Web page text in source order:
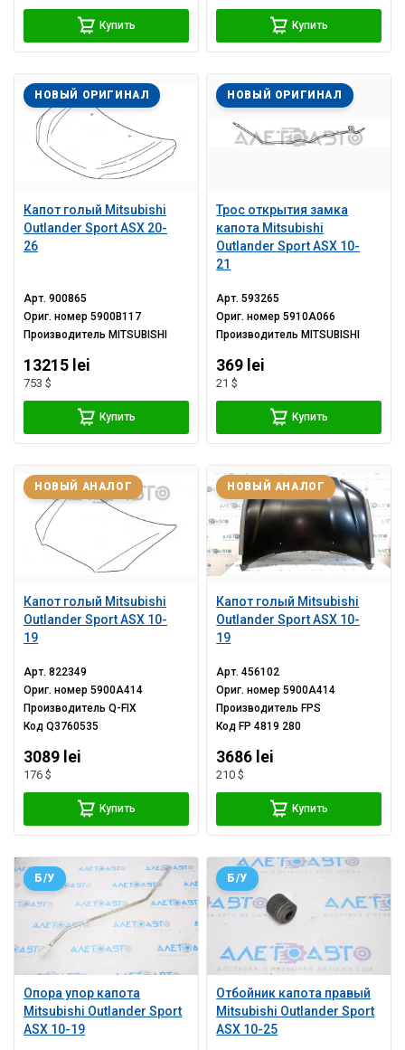
Купить Купить
Капот голый Mitsubishi
Outlander Sport ASX 20-
26
НОВЫЙ ОРИГИНАЛ
Арт.900865
Ориг. номер5900B117
Производитель MITSUBISHI
13215 lei
753 $
Купить
Трос открытия замка
капота Mitsubishi
Outlander Sport ASX 10-
21
НОВЫЙ ОРИГИНАЛ
Арт.593265
Ориг. номер5910A066
Производитель MITSUBISHI
369 lei
21 $
Купить
Капот голый Mitsubishi
Outlander Sport ASX 10-
19
НОВЫЙ АНАЛОГ
Арт.822349
Ориг. номер5900A414
ПроизводительQ-FIX
КодQ3760535
3089 lei
176 $
Купить
Капот голый Mitsubishi
Outlander Sport ASX 10-
19
НОВЫЙ АНАЛОГ
Арт.456102
Ориг. номер5900A414
Производитель FPS
Код FP 4819 280
3686 lei
210 $
Купить
Опора упор капота
Mitsubishi Outlander Sport
ASX 10-19
Б/У
Отбойник капота правый
Mitsubishi Outlander Sport
ASX 10-25
Б/У